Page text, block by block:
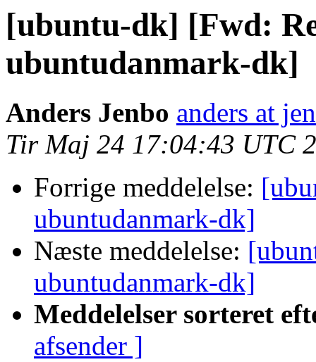
[ubuntu-dk] [Fwd:
ubuntudanmark-dk]
Anders Jenbo anders at
Tir Maj 24 17:04:43 UTC
Forrige meddelelse:
ubuntudanmark-dk]
Næste meddelelse:
ubuntudanmark-dk]
Meddelelser sorteret
afsender ]